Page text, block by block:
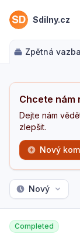
Sdilny.cz
Zpětná vazba
Chcete nám
Dejte nám
zlepšit.
Nový
Nový
Completed